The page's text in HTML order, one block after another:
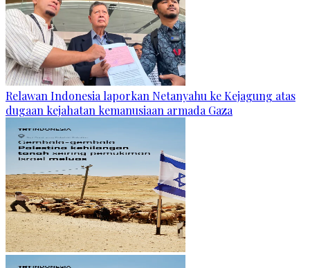
Relawan Indonesia laporkan Netanyahu ke Kejagung atas
dugaan kejahatan kemanusiaan armada Gaza